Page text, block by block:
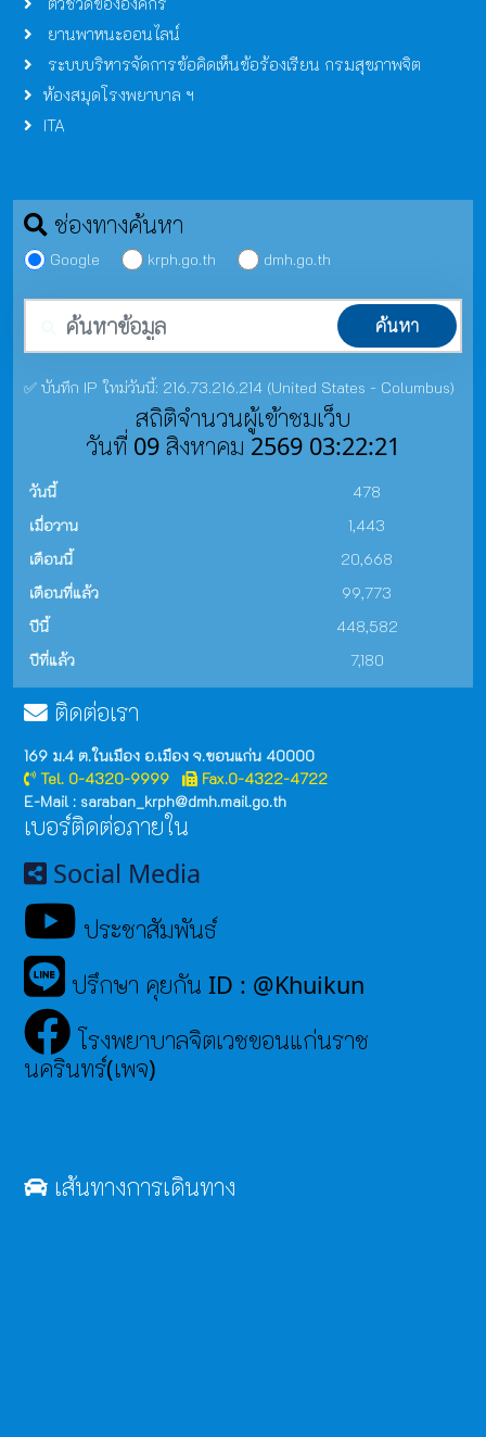
ยานพาหนะออนไลน์
ระบบบริหารจัดการข้อคิดเห็นข้อร้องเรียน กรมสุขภาพจิต
ห้องสมุดโรงพยาบาล ฯ
ITA
ช่องทางค้นหา
Google krph.go.th dmh.go.th
ค้นหา
✅ บันทึก IP ใหม่วันนี้: 216.73.216.214 (United States - Columbus)
สถิติจำนวนผู้เข้าชมเว็บ
วันที่ 09 สิงหาคม 2569 03:22:21
วันนี้
478
เมื่อวาน
1,443
เดือนนี้
20,668
เดือนที่แล้ว
99,773
ปีนี้
448,582
ปีที่แล้ว
7,180
ติดต่อเรา
169 ม.4 ต.ในเมือง อ.เมือง จ.ขอนแก่น 40000
Tel. 0-4320-9999
Fax.0-4322-4722
E-Mail : saraban_krph@dmh.mail.go.th
เบอร์ติดต่อภายใน
Social Media
ประชาสัมพันธ์
ปรึกษา คุยกัน ID : @Khuikun
โรงพยาบาลจิตเวชขอนแก่นราช
นครินทร์(เพจ)
เส้นทางการเดินทาง